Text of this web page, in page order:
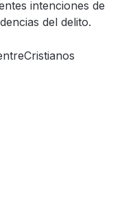
intenciones de
del delito.